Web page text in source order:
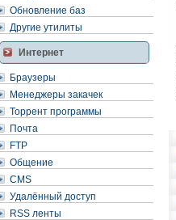
Обновление баз
Другие утилиты
Интернет
Браузеры
Менеджеры закачек
Торрент программы
Почта
FTP
Общение
CMS
Удалённый доступ
RSS ленты